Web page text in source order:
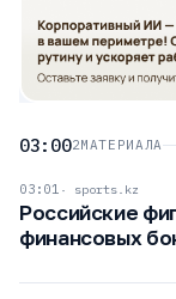
03:002МАТЕРИАЛА
03:01 sports.kz
Российские
финансовых